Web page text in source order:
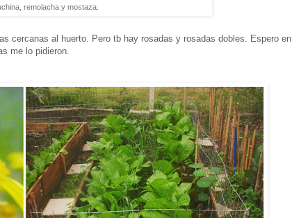
remolacha y mostaza.
cercanas al huerto. Pero tb hay rosadas y rosadas dobles. Espero en
me lo pidieron.